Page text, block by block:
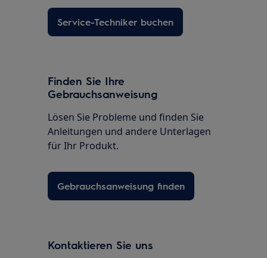
Service-Techniker buchen
Finden Sie Ihre
Gebrauchsanweisung
Lösen Sie Probleme und finden Sie
Anleitungen und andere Unterlagen
für Ihr Produkt.
Gebrauchsanweisung finden
Kontaktieren Sie uns